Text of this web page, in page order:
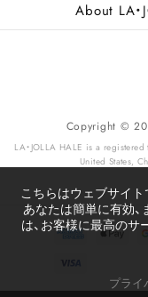
About LA
Copyright ©
LA・JOLLA HALE is a
United States,
こちらはウェブサイト
あなたは簡単に有効
は、お客様に最高の
プライ